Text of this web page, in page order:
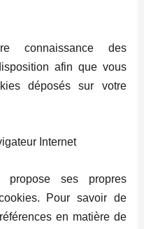
connaissance des
afin que vous
déposés sur votre
Internet
propose ses propres
Pour savoir de
en matière de